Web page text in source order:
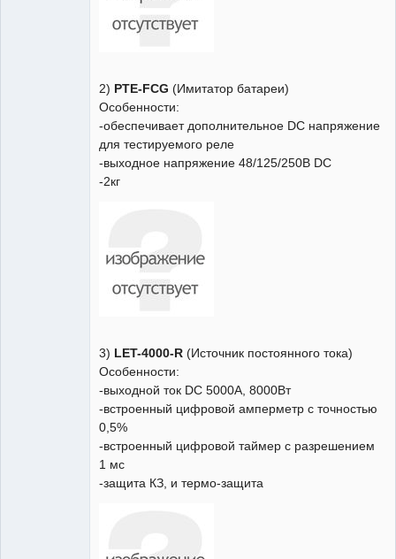
2) PTE-FCG (Имитатор батареи)
Особенности:
-обеспечивает дополнительное DC напряжение
для тестируемого реле
-выходное напряжение 48/125/250В DC
-2кг
3) LET-4000-R (Источник постоянного тока)
Особенности:
-выходной ток DC 5000А, 8000Вт
-встроенный цифровой амперметр с точностью
0,5%
-встроенный цифровой таймер с разрешением
1 мс
-защита КЗ, и термо-защита